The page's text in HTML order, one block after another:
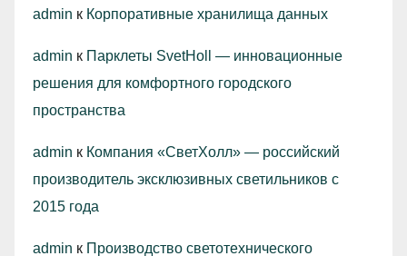
admin к Корпоративные хранилища данных
admin к Парклеты SvetHoll — инновационные
решения для комфортного городского
пространства
admin к Компания «СветХолл» — российский
производитель эксклюзивных светильников с
2015 года
admin к Производство светотехнического